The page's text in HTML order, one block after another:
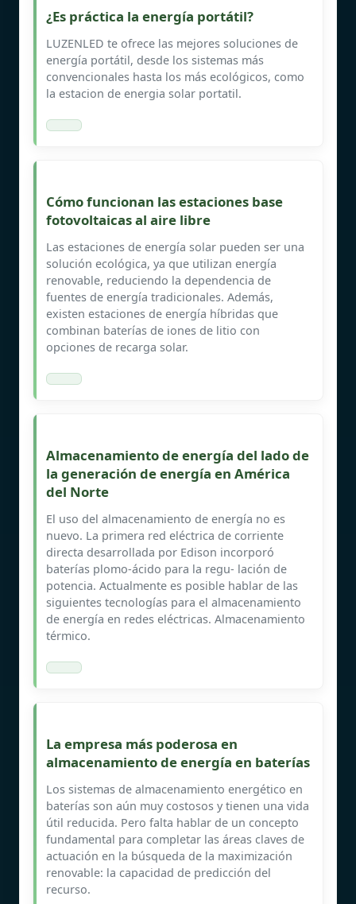
¿Es práctica la energía portátil?
LUZENLED te ofrece las mejores soluciones de
energía portátil, desde los sistemas más
convencionales hasta los más ecológicos, como
la estacion de energia solar portatil.
Cómo funcionan las estaciones base
fotovoltaicas al aire libre
Las estaciones de energía solar pueden ser una
solución ecológica, ya que utilizan energía
renovable, reduciendo la dependencia de
fuentes de energía tradicionales. Además,
existen estaciones de energía híbridas que
combinan baterías de iones de litio con
opciones de recarga solar.
Almacenamiento de energía del lado de
la generación de energía en América
del Norte
El uso del almacenamiento de energía no es
nuevo. La primera red eléctrica de corriente
directa desarrollada por Edison incorporó
baterías plomo-ácido para la regu- lación de
potencia. Actualmente es posible hablar de las
siguientes tecnologías para el almacenamiento
de energía en redes eléctricas. Almacenamiento
térmico.
La empresa más poderosa en
almacenamiento de energía en baterías
Los sistemas de almacenamiento energético en
baterías son aún muy costosos y tienen una vida
útil reducida. Pero falta hablar de un concepto
fundamental para completar las áreas claves de
actuación en la búsqueda de la maximización
renovable: la capacidad de predicción del
recurso.